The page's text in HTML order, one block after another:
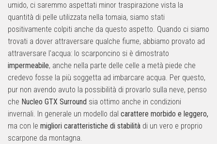
umido, ci saremmo aspettati minor traspirazione vista la
quantità di pelle utilizzata nella tomaia, siamo stati
positivamente colpiti anche da questo aspetto. Quando ci siamo
trovati a dover attraversare qualche fiume, abbiamo provato ad
attraversare l'acqua: lo scarponcino si è dimostrato
impermeabile, anche nella parte delle celle a metà piede che
credevo fosse la più soggetta ad imbarcare acqua. Per questo,
pur non avendo avuto la possibilità di provarlo sulla neve, penso
che Nucleo GTX Surround sia ottimo anche in condizioni
invernali. In generale un modello dal carattere morbido e leggero,
ma con le migliori caratteristiche di stabilità di un vero e proprio
scarpone da montagna.